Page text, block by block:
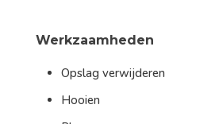
Werkzaamheden
Opslag verwijderen
Hooien